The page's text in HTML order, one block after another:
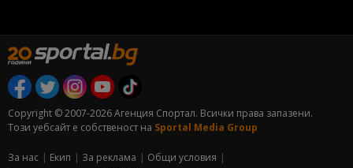
Copyright © 2007-2026 Агенция Спортал. Всички права запазени.
Този уебсайт е собственост на Sportal Media Group
За нас Екип За рекламa
Общи условия